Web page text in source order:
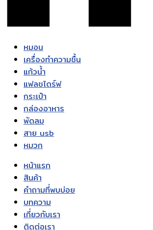
หมอน
เครื่องทำความชื้น
แก้วน้ำ
แฟลชไดร์ฟ
กระเป๋า
กล่องอาหาร
พัดลม
สาย usb
หมวก
หน้าแรก
สินค้า
คำถามที่พบบ่อย
บทความ
เกี่ยวกับเรา
ติดต่อเรา